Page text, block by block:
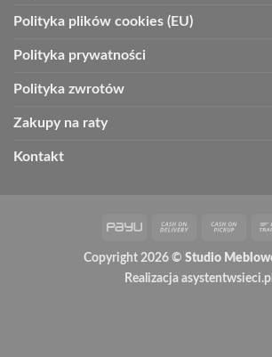
Polityka plików cookies (EU)
Polityka prywatności
Polityka zwrotów
Zakupy na raty
Kontakt
PayU
Cash
Delivery
Cash
Copyright 2026 © Studio
Realizacja asystentwsieci.pl